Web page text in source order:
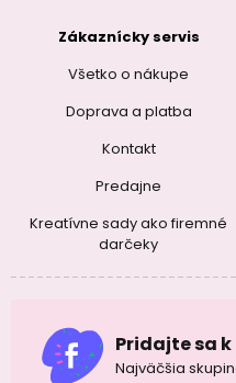
Zákaznícky servis
Všetko o nákupe
Doprava a platba
Kontakt
Predajne
Kreatívne sady ako firemné
darčeky
Pridajte sa
Najväčšia